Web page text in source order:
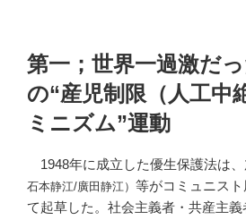
第一；世界一過激だ
の“産児制限 （人工中
ミニズム”運動
1948年に成立した優生保護法は
石本静江/廣田静江） 等がコミュニス
て起草した。社会主義者・共産主義